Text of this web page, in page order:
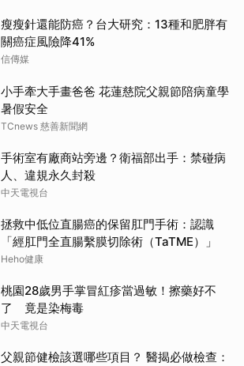
瘦瘦針還能防癌？台大研究：13種和肥胖有
關癌症風險降41%
信傳媒
小手牽大手畫爸爸 花蓮慈院父親節陪病童學
暑假安全
TCnews 慈善新聞網
手術室有廠商站旁邊？衛福部出手：禁碰病
人、違規永久封殺
中天電視台
拯救中低位直腸癌的保留肛門手術：認識
「經肛門全直腸繫膜切除術（TaTME）」
Heho健康
桃園28歲男手掌冒紅疹當過敏！擦藥好不
了 竟是染梅毒
中天電視台
父親節健檢該選哪些項目？ 醫揭必做檢查：